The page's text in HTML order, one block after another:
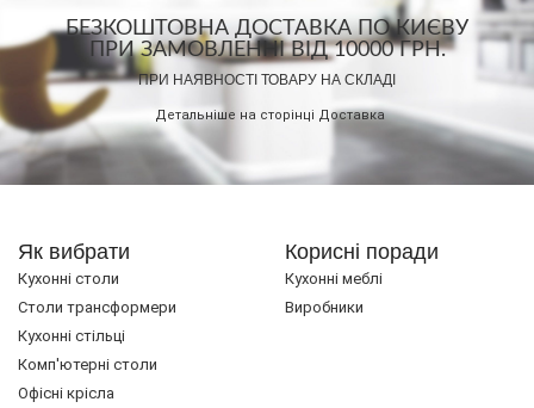
БЕЗКОШТОВНА ДОСТАВКА ПО КИЄВУ
ПРИ ЗАМОВЛЕННІ ВІД 10000 ГРН.
ПРИ НАЯВНОСТІ ТОВАРУ НА СКЛАДІ
Детальніше на сторінці Доставка
Як вибрати
Кухонні столи
Cтоли трансформери
Кухонні стільці
Комп'ютерні столи
Офісні крісла
Корисні поради
Кухонні меблі
Виробники